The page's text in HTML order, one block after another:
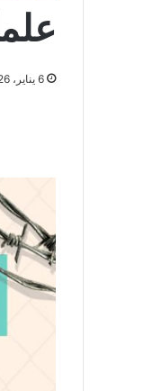
6 يناير، 2026